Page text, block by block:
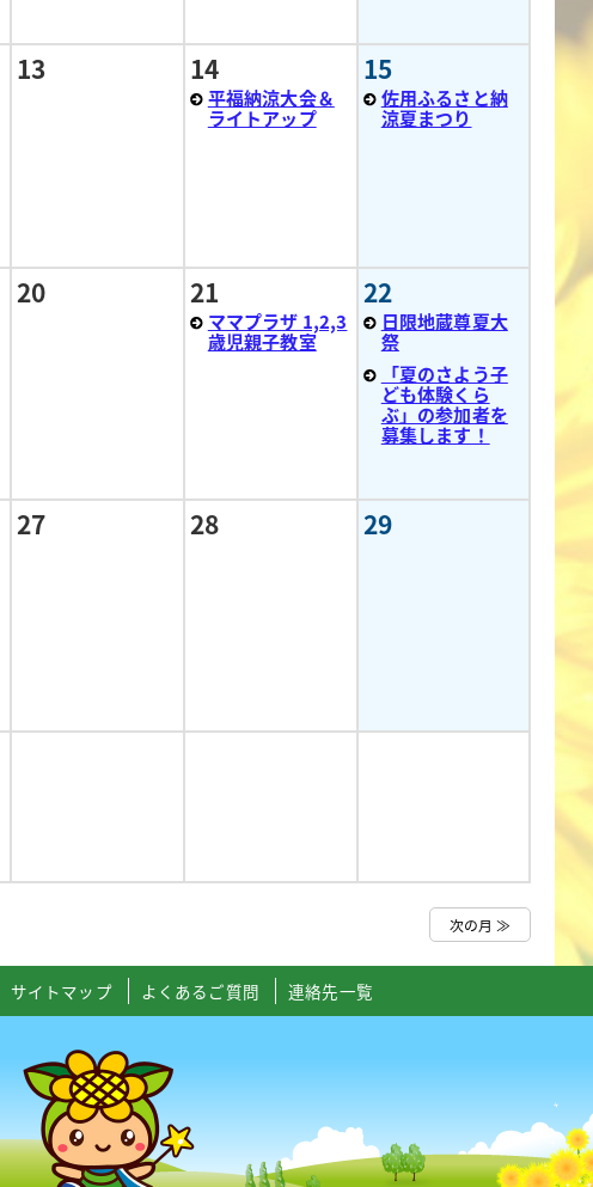
13 14
平福納涼大会＆
ライトアップ
15
佐用ふるさと納
涼夏まつり
20 21
ママプラザ 1,2,3
歳児親子教室
22
日限地蔵尊夏大
祭
「夏のさよう子
ども体験くら
ぶ」の参加者を
募集します！
27 28 29
次の月 ≫
サイトマップ よくあるご質問 連絡先一覧